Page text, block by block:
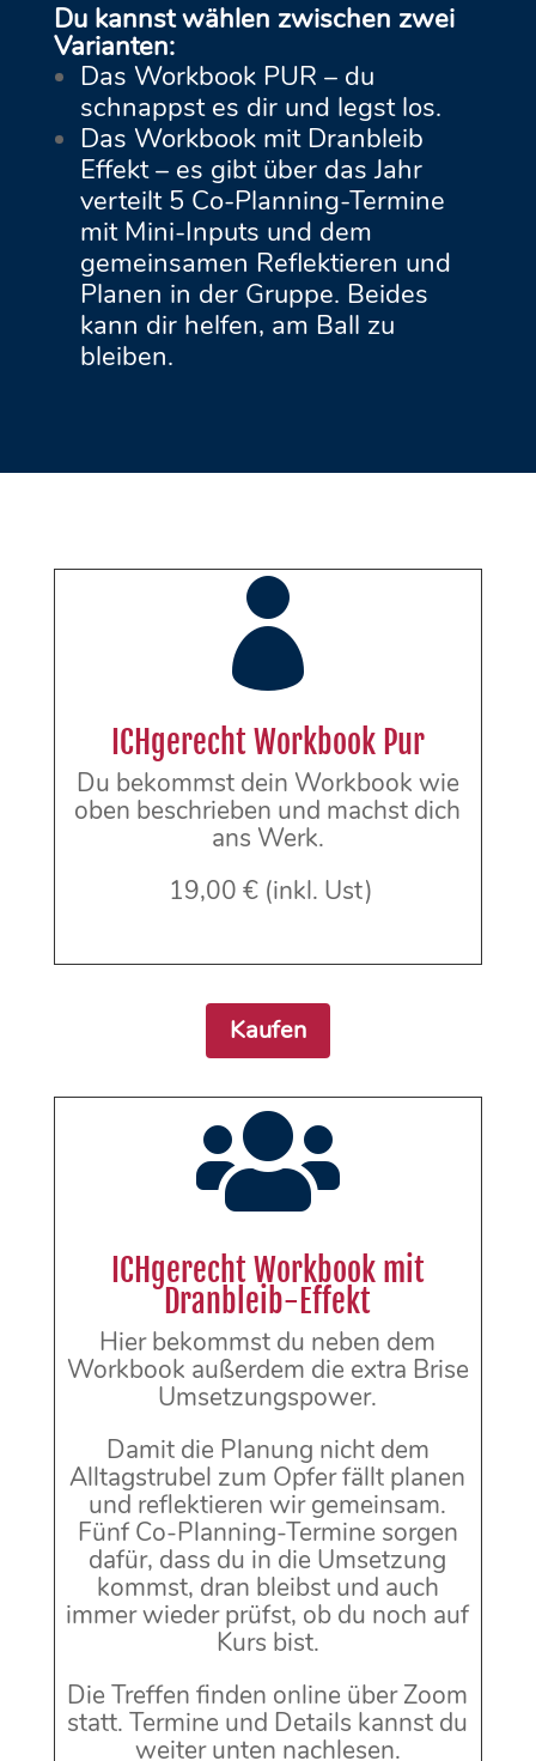
Du kannst wählen zwischen zwei
Varianten:
Das Workbook PUR – du
schnappst es dir und legst los.
Das Workbook mit Dranbleib
Effekt – es gibt über das Jahr
verteilt 5 Co-Planning-Termine
mit Mini-Inputs und dem
gemeinsamen Reflektieren und
Planen in der Gruppe. Beides
kann dir helfen, am Ball zu
bleiben.

ICHgerecht Workbook Pur
Du bekommst dein Workbook wie
oben beschrieben und machst dich
ans Werk.
19,00 € (inkl. Ust)
Kaufen

ICHgerecht Workbook mit
Dranbleib-Effekt
Hier bekommst du neben dem
Workbook außerdem die extra Brise
Umsetzungspower.
Damit die Planung nicht dem
Alltagstrubel zum Opfer fällt planen
und reflektieren wir gemeinsam.
Fünf Co-Planning-Termine sorgen
dafür, dass du in die Umsetzung
kommst, dran bleibst und auch
immer wieder prüfst, ob du noch auf
Kurs bist.
Die Treffen finden online über Zoom
statt. Termine und Details kannst du
weiter unten nachlesen.